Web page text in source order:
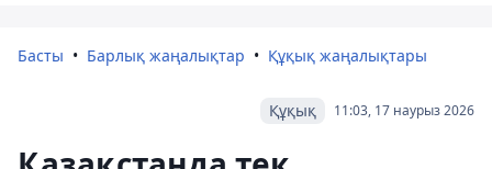
Басты Барлық жаңалықтар Құқық жаңалықтары
11:03, 17 наурыз 2026
Құқық